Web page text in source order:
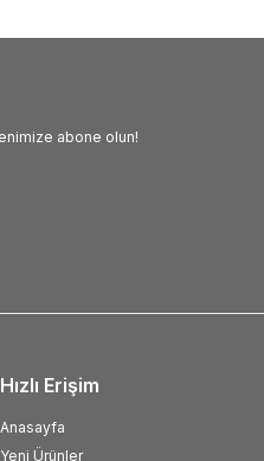
abone olun!
Hızlı Erişim
Anasayfa
Yeni Ürünler